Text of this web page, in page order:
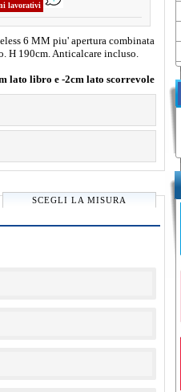
lavorativi
6 MM piu' apertura combinata
H 190cm. Anticalcare incluso.
lato libro e -2cm lato scorrevole
SCEGLI LA MISURA